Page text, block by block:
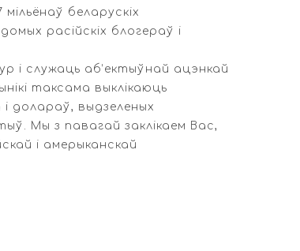
беларускіх
расійскіх блогераў і
і служаць аб’ектыўнай ацэнкай
таксама выклікаюць
долараў, выдзеленых
Мы з павагай заклікаем Вас,
і амерыканскай